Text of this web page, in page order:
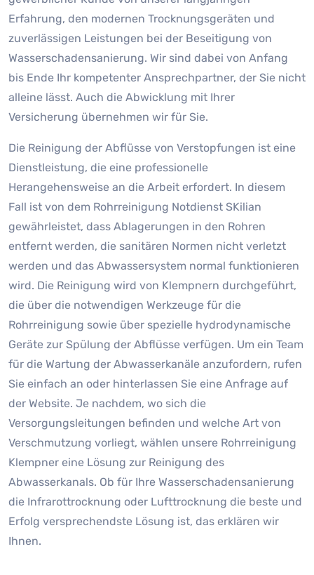
Erfahrung, den modernen Trocknungsgeräten und
zuverlässigen Leistungen bei der Beseitigung von
Wasserschadensanierung. Wir sind dabei von Anfang
bis Ende Ihr kompetenter Ansprechpartner, der Sie nicht
alleine lässt. Auch die Abwicklung mit Ihrer
Versicherung übernehmen wir für Sie.
Die Reinigung der Abflüsse von Verstopfungen ist eine
Dienstleistung, die eine professionelle
Herangehensweise an die Arbeit erfordert. In diesem
Fall ist von dem Rohrreinigung Notdienst SKilian
gewährleistet, dass Ablagerungen in den Rohren
entfernt werden, die sanitären Normen nicht verletzt
werden und das Abwassersystem normal funktionieren
wird. Die Reinigung wird von Klempnern durchgeführt,
die über die notwendigen Werkzeuge für die
Rohrreinigung sowie über spezielle hydrodynamische
Geräte zur Spülung der Abflüsse verfügen. Um ein Team
für die Wartung der Abwasserkanäle anzufordern, rufen
Sie einfach an oder hinterlassen Sie eine Anfrage auf
der Website. Je nachdem, wo sich die
Versorgungsleitungen befinden und welche Art von
Verschmutzung vorliegt, wählen unsere Rohrreinigung
Klempner eine Lösung zur Reinigung des
Abwasserkanals. Ob für Ihre Wasserschadensanierung
die Infrarottrocknung oder Lufttrocknung die beste und
Erfolg versprechendste Lösung ist, das erklären wir
Ihnen.